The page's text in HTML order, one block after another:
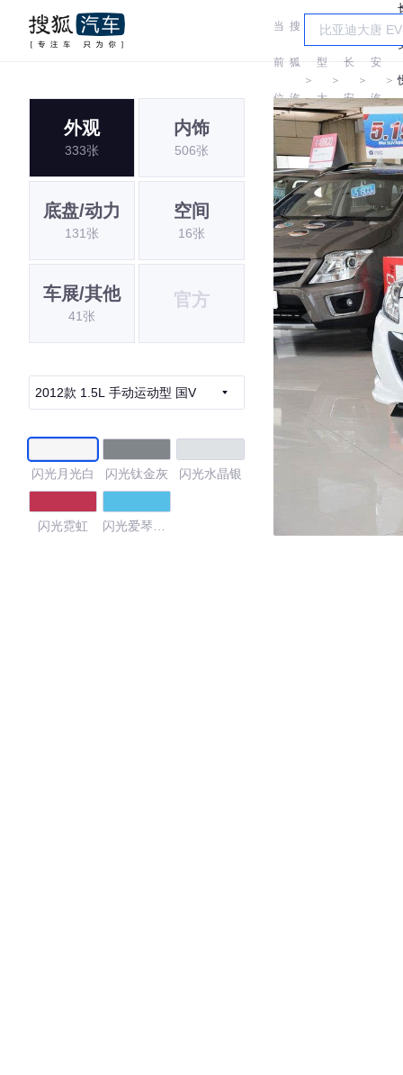
当
前
位
置:
搜
狐
汽
车
＞
车
型
大
全
＞
长
安
＞
长
安
汽
车
＞
外观
333张
内饰
506张
底盘/动力
131张
空间
16张
车展/其他
41张
官方
2012款 1.5L 手动运动型 国V
闪光月光白 闪光钛金灰 闪光水晶银
闪光霓虹
闪光爱琴海